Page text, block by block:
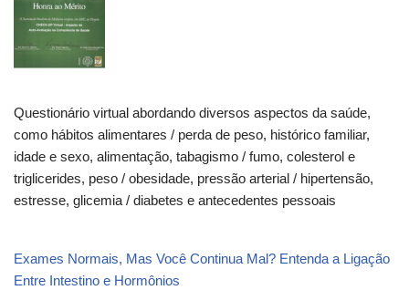
Questionário virtual abordando diversos aspectos da saúde,
como hábitos alimentares / perda de peso, histórico familiar,
idade e sexo, alimentação, tabagismo / fumo, colesterol e
triglicerides, peso / obesidade, pressão arterial / hipertensão,
estresse, glicemia / diabetes e antecedentes pessoais
Exames Normais, Mas Você Continua Mal? Entenda a Ligação
Entre Intestino e Hormônios